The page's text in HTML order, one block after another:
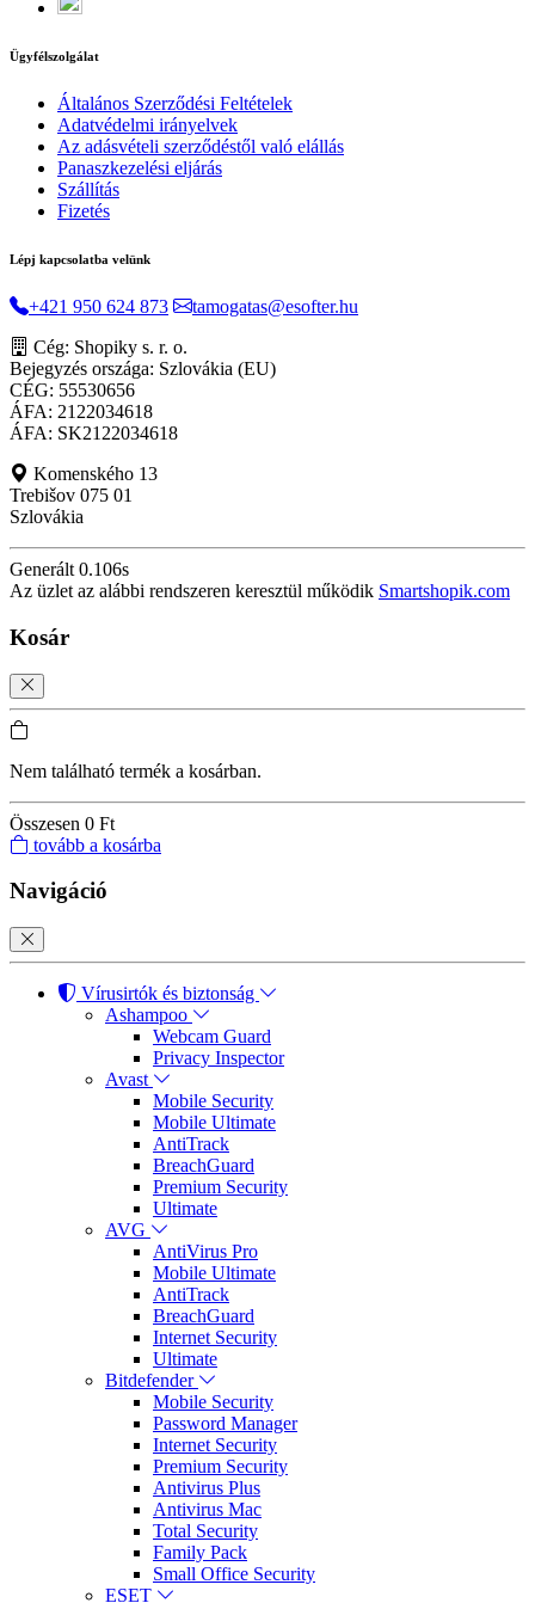
Ügyfélszolgálat
Általános Szerződési Feltételek
Adatvédelmi irányelvek
Az adásvételi szerződéstől való elállás
Panaszkezelési eljárás
Szállítás
Fizetés
Lépj kapcsolatba velünk
+421 950 624 873
tamogatas@esofter.hu
Cég: Shopiky s. r. o.
Bejegyzés országa: Szlovákia (EU)
CÉG: 55530656
ÁFA: 2122034618
ÁFA: SK2122034618
Komenského 13
Trebišov 075 01
Szlovákia
Generált 0.106s
Az üzlet az alábbi rendszeren keresztül működik Smartshopik.com
Kosár
Nem található termék a kosárban.
Összesen 0 Ft
tovább a kosárba
Navigáció
Vírusirtók és biztonság
Ashampoo
Webcam Guard
Privacy Inspector
Avast
Mobile Security
Mobile Ultimate
AntiTrack
BreachGuard
Premium Security
Ultimate
AVG
AntiVirus Pro
Mobile Ultimate
AntiTrack
BreachGuard
Internet Security
Ultimate
Bitdefender
Mobile Security
Password Manager
Internet Security
Premium Security
Antivirus Plus
Antivirus Mac
Total Security
Family Pack
Small Office Security
ESET